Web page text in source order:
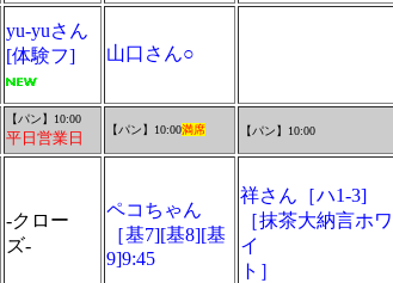
yu-yuさん
[体験フ]
山口さん○
【パン】10:00
平日営業日 【パン】10:00満席 【パン】10:00
-クロー
ズ-
ペコちゃん
［基7][基8][基
9]9:45
祥さん［ハ1-3]
［抹茶大納言ホワ
イ
ト］